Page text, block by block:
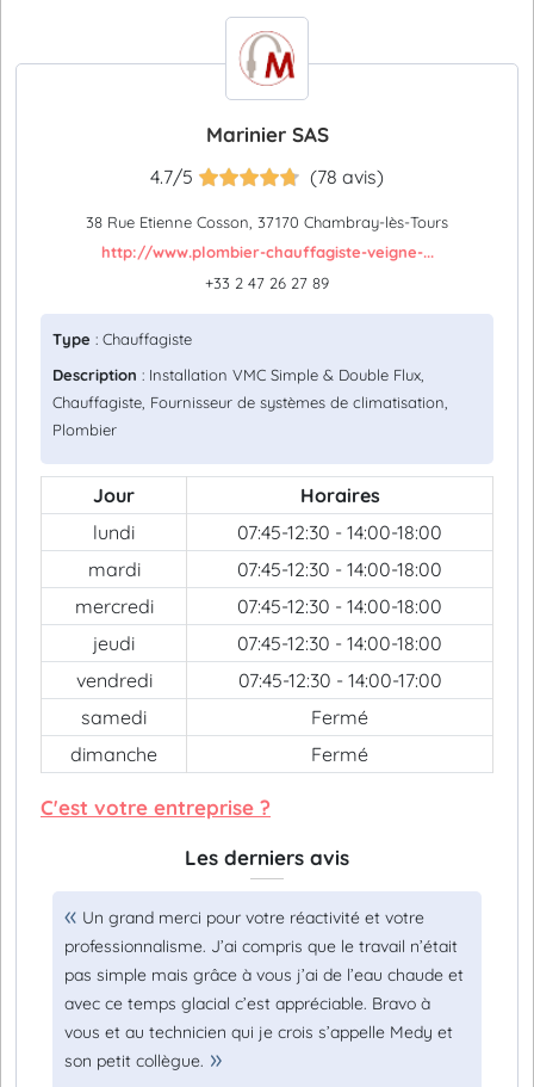
Marinier SAS
4.7/5 (78 avis)
38 Rue Etienne Cosson, 37170 Chambray-lès-Tours
http://www.plombier-chauffagiste-veigne-...
+33 2 47 26 27 89
Type : Chauffagiste
Description : Installation VMC Simple & Double Flux,
Chauffagiste, Fournisseur de systèmes de climatisation,
Plombier
Jour
Horaires
lundi
07:45-12:30 - 14:00-18:00
mardi
07:45-12:30 - 14:00-18:00
mercredi
07:45-12:30 - 14:00-18:00
jeudi
07:45-12:30 - 14:00-18:00
vendredi
07:45-12:30 - 14:00-17:00
samedi
Fermé
dimanche
Fermé
C'est votre entreprise ?
Les derniers avis
Un grand merci pour votre réactivité et votre
professionnalisme. J’ai compris que le travail n’était
pas simple mais grâce à vous j’ai de l’eau chaude et
avec ce temps glacial c’est appréciable. Bravo à
vous et au technicien qui je crois s’appelle Medy et
son petit collègue.